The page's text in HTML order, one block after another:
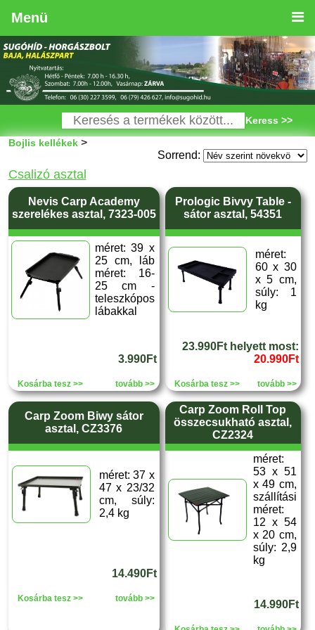
Menü
Keress >>
Bojlis kellékek>
Sorrend:
Csalizó asztal
Nevis Carp Academy
szerelékes asztal, 7323-005
méret: 39 x
25 cm, láb
méret: 16-
25 cm -
teleszkópos
lábakkal
3.990Ft
Kosárba tesz >> tovább >>
Prologic Bivvy Table -
sátor asztal, 54351
méret:
60 x 30
x 5 cm,
súly: 1
kg
23.990Ft helyett most:
20.990Ft
Kosárba tesz >> tovább >>
Carp Zoom Biwy sátor
asztal, CZ3376
méret: 37 x
47 x 23/32
cm, súly:
2,4 kg
14.490Ft
Kosárba tesz >> tovább >>
Carp Zoom Roll Top
összecsukható asztal,
CZ2324
méret:
53 x 51
x 49 cm,
szállítási
méret:
12 x 54
x 20 cm,
súly: 2,9
kg
14.990Ft